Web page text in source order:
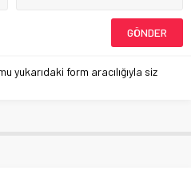
yukarıdaki form aracılığıyla siz